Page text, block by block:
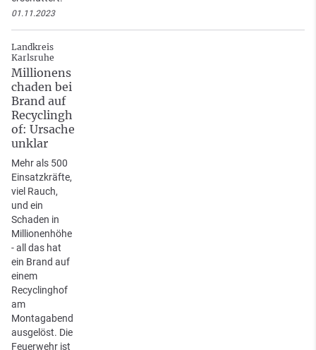
01.11.2023
Landkreis
Karlsruhe
Millionens
chaden bei
Brand auf
Recyclingh
of: Ursache
unklar
Mehr als 500
Einsatzkräfte,
viel Rauch,
und ein
Schaden in
Millionenhöhe
- all das hat
ein Brand auf
einem
Recyclinghof
am
Montagabend
ausgelöst. Die
Feuerwehr ist